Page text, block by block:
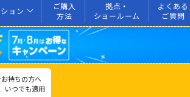
ョン
ご購入
方法
拠点・
ショールーム
よくある
ご質問
持ちの方へ
いつでも適用